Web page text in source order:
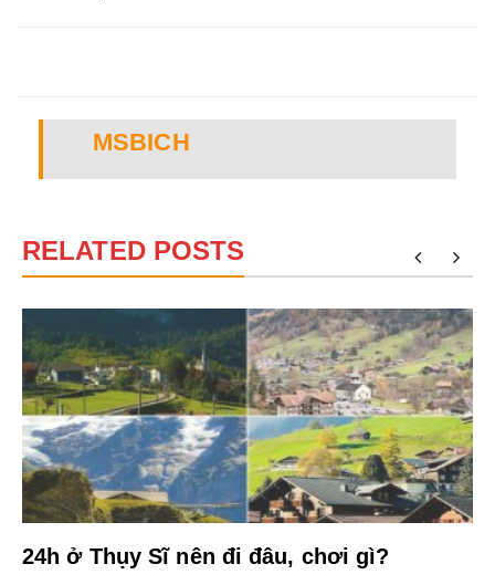
MSBICH
RELATED POSTS
24h ở Thụy Sĩ nên đi đâu, chơi gì?